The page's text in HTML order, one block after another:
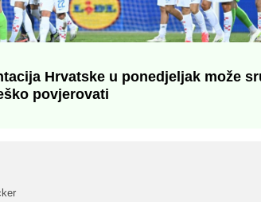
Hrvatske u ponedjeljak može
povjerovati